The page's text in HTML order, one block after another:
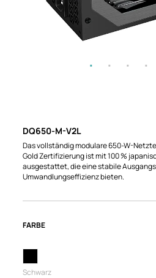
DQ650-M-V2L
Das vollständig modulare 650-W-
Gold Zertifizierung ist mit 100 %
ausgestattet, die eine stabile
Umwandlungseffizienz bieten.
FARBE
Schwarz